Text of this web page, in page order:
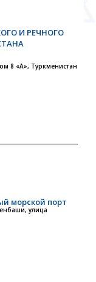
И РЕЧНОГО
8 «А», Туркменистан
морской порт
улица